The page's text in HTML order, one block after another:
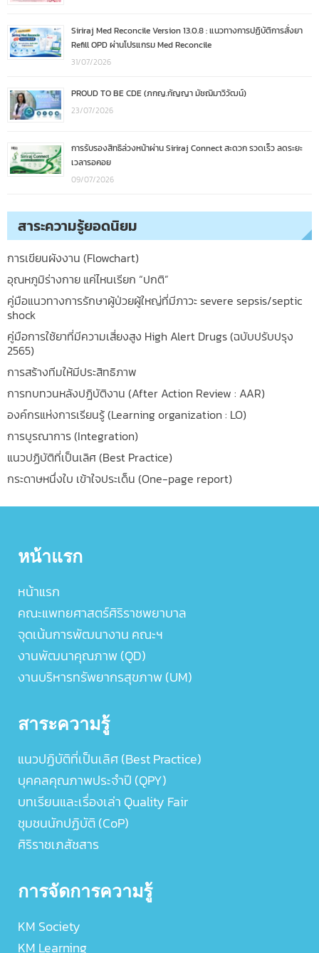
Siriraj Med Reconcile Version 13.0.8 : แนวทางการปฏิบัติการสั่งยา
Refill OPD ผ่านโปรแกรม Med Reconcile
31/07/2026
PROUD TO BE CDE (ภกญ.กัญญา มัชฌิมาวิวัฒน์)
23/07/2026
การรับรองสิทธิล่วงหน้าผ่าน Siriraj Connect สะดวก รวดเร็ว ลดระยะ
เวลารอคอย
09/07/2026
สาระความรู้ยอดนิยม
การเขียนผังงาน (Flowchart)
อุณหภูมิร่างกาย แค่ไหนเรียก “ปกติ”
คู่มือแนวทางการรักษาผู้ป่วยผู้ใหญ่ที่มีภาวะ severe sepsis/septic
shock
คู่มือการใช้ยาที่มีความเสี่ยงสูง High Alert Drugs (ฉบับปรับปรุง
2565)
การสร้างทีมให้มีประสิทธิภาพ
การทบทวนหลังปฎิบัติงาน (After Action Review : AAR)
องค์กรแห่งการเรียนรู้ (Learning organization : LO)
การบูรณาการ (Integration)
แนวปฏิบัติที่เป็นเลิศ (Best Practice)
กระดาษหนึ่งใบ เข้าใจประเด็น (One-page report)
หน้าแรก
หน้าแรก
คณะแพทยศาสตร์ศิริราชพยาบาล
จุดเน้นการพัฒนางาน คณะฯ
งานพัฒนาคุณภาพ (QD)
งานบริหารทรัพยากรสุขภาพ (UM)
สาระความรู้
แนวปฏิบัติที่เป็นเลิศ (Best Practice)
บุคคลคุณภาพประจำปี (QPY)
บทเรียนและเรื่องเล่า Quality Fair
ชุมชนนักปฏิบัติ (CoP)
ศิริราชเภสัชสาร
การจัดการความรู้
KM Society
KM Learning